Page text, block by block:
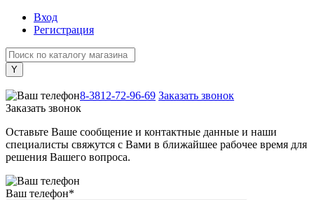
Вход
Регистрация
8-3812-72-96-69 Заказать звонок
Заказать звонок
Оставьте Ваше сообщение и контактные данные и наши
специалисты свяжутся с Вами в ближайшее рабочее время для
решения Вашего вопроса.
Ваш телефон*